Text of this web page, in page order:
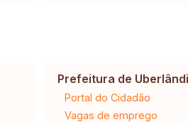
Prefeitura de
Portal do Cidadão
Vagas de emprego